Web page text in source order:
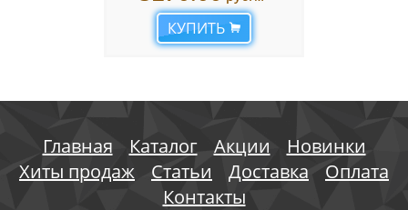
КУПИТЬ
Главная Каталог Акции
Новинки
Хиты продаж
Статьи Доставка
Оплата
Контакты